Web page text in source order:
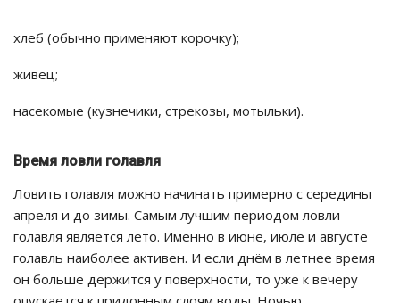
хлеб (обычно применяют корочку);
живец;
насекомые (кузнечики, стрекозы, мотыльки).
Время ловли голавля
Ловить голавля можно начинать примерно с середины
апреля и до зимы. Самым лучшим периодом ловли
голавля является лето. Именно в июне, июле и августе
голавль наиболее активен. И если днём в летнее время
он больше держится у поверхности, то уже к вечеру